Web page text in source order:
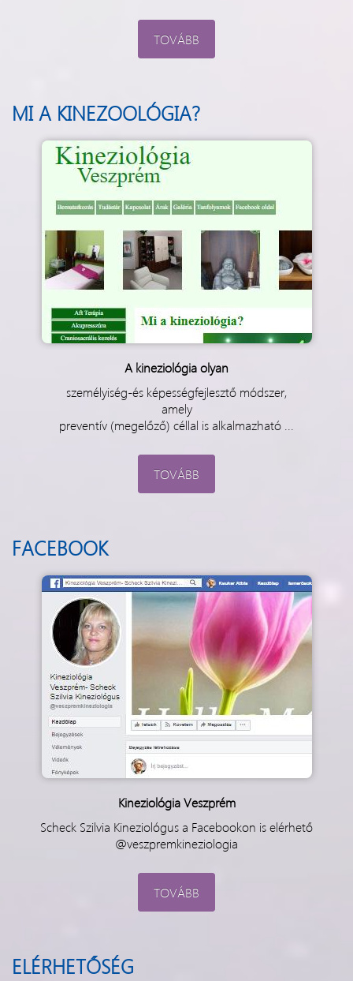
TOVÁBB
MI A KINEZOOLÓGIA?
A kineziológia olyan
személyiség-és képességfejlesztő módszer,
amely
preventív (megelőző) céllal is alkalmazható ...
TOVÁBB
FACEBOOK
Kineziológia Veszprém
Scheck Szilvia Kineziológus a Facebookon is elérhető
@veszpremkineziologia
TOVÁBB
ELÉRHETŐSÉG